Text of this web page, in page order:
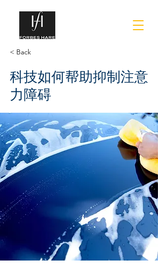
< Back
科技如何帮助抑制注意
力障碍